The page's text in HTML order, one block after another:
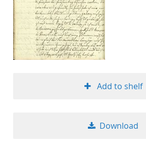
Add to shelf
Download